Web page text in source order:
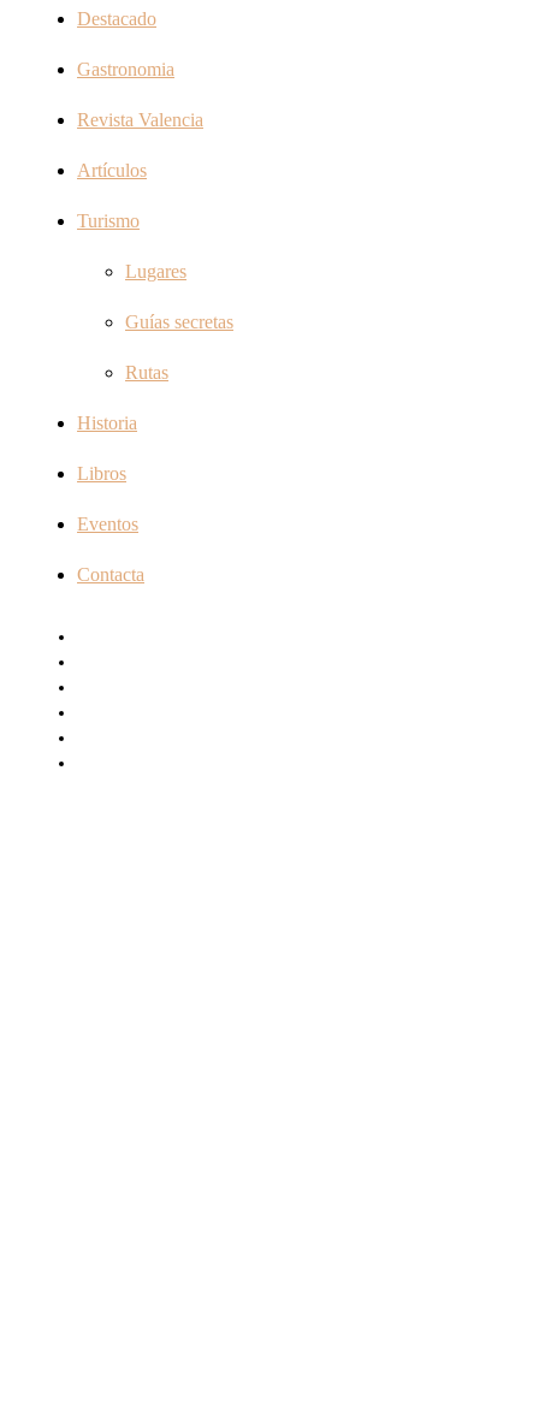
Destacado
Gastronomia
Revista Valencia
Artículos
Turismo
Lugares
Guías secretas
Rutas
Historia
Libros
Eventos
Contacta